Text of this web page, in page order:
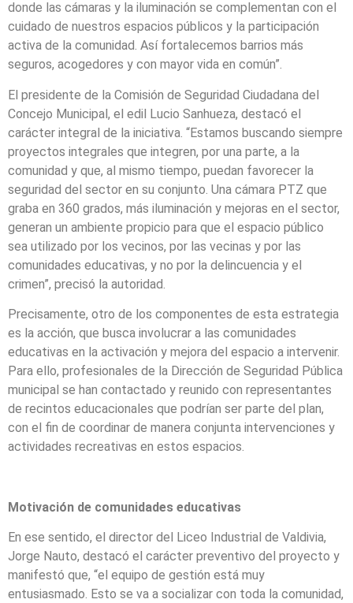
donde las cámaras y la iluminación se complementan con el
cuidado de nuestros espacios públicos y la participación
activa de la comunidad. Así fortalecemos barrios más
seguros, acogedores y con mayor vida en común”.
El presidente de la Comisión de Seguridad Ciudadana del
Concejo Municipal, el edil Lucio Sanhueza, destacó el
carácter integral de la iniciativa. “Estamos buscando siempre
proyectos integrales que integren, por una parte, a la
comunidad y que, al mismo tiempo, puedan favorecer la
seguridad del sector en su conjunto. Una cámara PTZ que
graba en 360 grados, más iluminación y mejoras en el sector,
generan un ambiente propicio para que el espacio público
sea utilizado por los vecinos, por las vecinas y por las
comunidades educativas, y no por la delincuencia y el
crimen”, precisó la autoridad.
Precisamente, otro de los componentes de esta estrategia
es la acción, que busca involucrar a las comunidades
educativas en la activación y mejora del espacio a intervenir.
Para ello, profesionales de la Dirección de Seguridad Pública
municipal se han contactado y reunido con representantes
de recintos educacionales que podrían ser parte del plan,
con el fin de coordinar de manera conjunta intervenciones y
actividades recreativas en estos espacios.
Motivación de comunidades educativas
En ese sentido, el director del Liceo Industrial de Valdivia,
Jorge Nauto, destacó el carácter preventivo del proyecto y
manifestó que, “el equipo de gestión está muy
entusiasmado. Esto se va a socializar con toda la comunidad,